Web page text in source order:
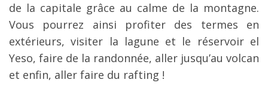
de la capitale grâce au calme de la montagne.
Vous pourrez ainsi profiter des termes en
extérieurs, visiter la lagune et le réservoir el
Yeso, faire de la randonnée, aller jusqu’au volcan
et enfin, aller faire du rafting !